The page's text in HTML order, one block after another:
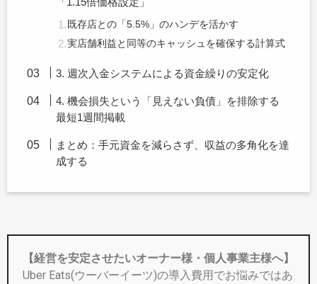
既存店との「5.5%」のハンデを活かす
実店舗利益と同等のキャッシュを確保する計算式
3. 週次入金システムによる資金繰りの安定化
4. 機会損失という「見えない負債」を排除する
最短1週間掲載
まとめ：手元資金を減らさず、収益の多角化を達
成する
【経営を安定させたいオーナー様・個人事業主様へ】
Uber Eats(ウーバーイーツ)の導入費用でお悩みではあ